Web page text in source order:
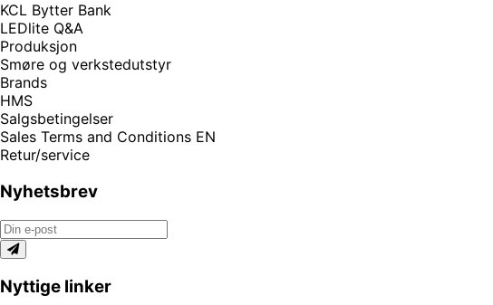
KCL Bytter Bank
LEDlite Q&A
Produksjon
Smøre og verkstedutstyr
Brands
HMS
Salgsbetingelser
Sales Terms and Conditions EN
Retur/service
Nyhetsbrev
Nyttige linker